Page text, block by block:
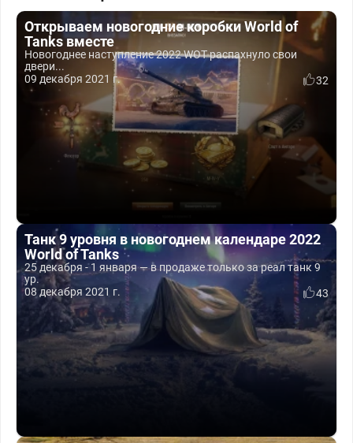
Открываем новогодние коробки World of
Tanks вместе
Новогоднее наступление 2022 WOT распахнуло свои
двери...
09 декабря 2021 г.
32
Танк 9 уровня в новогоднем календаре 2022
World of Tanks
25 декабря - 1 января — в продаже только за реал танк 9
ур.
08 декабря 2021 г.
43